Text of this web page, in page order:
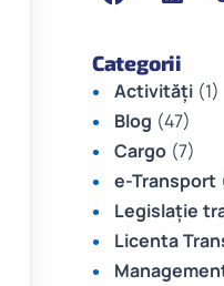
Categorii
Activități (1)
Blog (47)
Cargo (7)
e-Transport
Legislație
Licenta